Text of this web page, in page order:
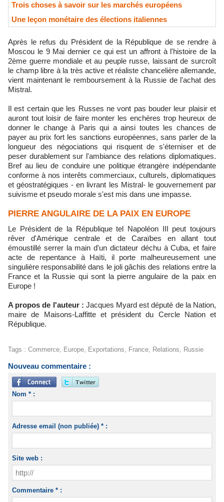
Trois choses à savoir sur les marchés européens
Une leçon monétaire des élections italiennes
Après le refus du Président de la République de se rendre à
Moscou le 9 Mai dernier ce qui est un affront à l'histoire de la
2ème guerre mondiale et au peuple russe, laissant de surcroît
le champ libre à la très active et réaliste chancelière allemande,
vient maintenant le remboursement à la Russie de l'achat des
Mistral.
Il est certain que les Russes ne vont pas bouder leur plaisir et
auront tout loisir de faire monter les enchères trop heureux de
donner le change à Paris qui a ainsi toutes les chances de
payer au prix fort les sanctions européennes, sans parler de la
longueur des négociations qui risquent de s'éterniser et de
peser durablement sur l'ambiance des relations diplomatiques.
Bref au lieu de conduire une politique étrangère indépendante
conforme à nos interêts commerciaux, culturels, diplomatiques
et géostratégiques - en livrant les Mistral- le gouvernement par
suivisme et pseudo morale s'est mis dans une impasse.
PIERRE ANGULAIRE DE LA PAIX EN EUROPE
Le Président de la République tel Napoléon III peut toujours
rêver d'Amérique centrale et de Caraïbes en allant tout
émoustillé serrer la main d'un dictateur déchu à Cuba, et faire
acte de repentance à Haïti, il porte malheureusement une
singulière responsabilité dans le joli gâchis des relations entre la
France et la Russie qui sont la pierre angulaire de la paix en
Europe !
A propos de l'auteur : Jacques Myard est député de la Nation,
maire de Maisons-Laffitte et président du Cercle Nation et
République.
Tags : Commerce, Europe, Exportations, France, Relations, Russie
Nouveau commentaire :
Nom * :
Adresse email (non publiée) * :
Site web :
Commentaire * :